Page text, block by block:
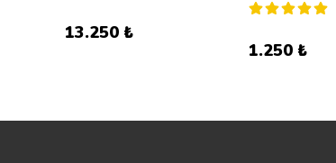
13.250 ₺
1.250 ₺